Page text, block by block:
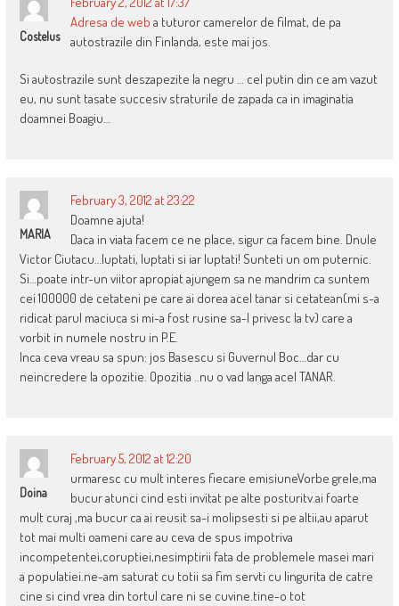
Costelus
Adresa de web a tuturor camerelor de filmat, de pa
autostrazile din Finlanda, este mai jos.
Si autostrazile sunt deszapezite la negru … cel putin din ce am vazut
eu, nu sunt tasate succesiv straturile de zapada ca in imaginatia
doamnei Boagiu…
MARIA
February 3, 2012 at 23:22
Doamne ajuta!
Daca in viata facem ce ne place, sigur ca facem bine. Dnule
Victor Ciutacu…luptati, luptati si iar luptati! Sunteti un om puternic.
Si…poate intr-un viitor apropiat ajungem sa ne mandrim ca suntem
cei 100000 de cetateni pe care ai dorea acel tanar si cetatean(mi s-a
ridicat parul maciuca si mi-a fost rusine sa-l privesc la tv) care a
vorbit in numele nostru in P.E.
Inca ceva vreau sa spun: jos Basescu si Guvernul Boc…dar cu
neincredere la opozitie. Opozitia ..nu o vad langa acel TANAR.
Doina
February 5, 2012 at 12:20
urmaresc cu mult interes fiecare emisiuneVorbe grele,ma
bucur atunci cind esti invitat pe alte posturitv.ai foarte
mult curaj ,ma bucur ca ai reusit sa-i molipsesti si pe altii,au aparut
tot mai multi oameni care au ceva de spus impotriva
incompetentei,coruptiei,nesimptirii fata de problemele masei mari
a populatiei.ne-am saturat cu totii sa fim servti cu lingurita de catre
cine si cind vrea din tortul care ni se cuvine.tine-o tot